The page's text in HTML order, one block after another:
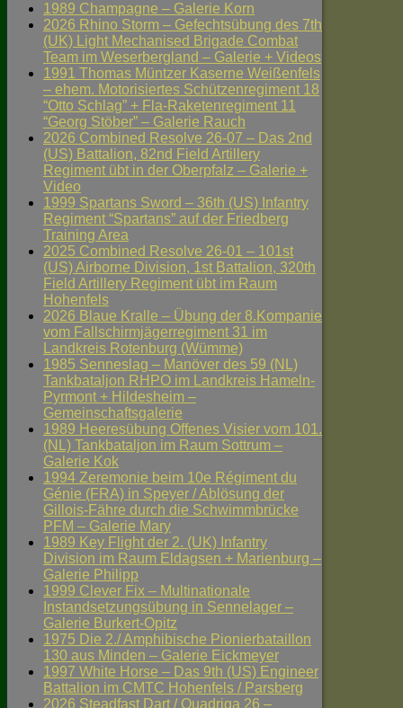
1989 Champagne – Galerie Korn
2026 Rhino Storm – Gefechtsübung des 7th
(UK) Light Mechanised Brigade Combat
Team im Weserbergland – Galerie + Videos
1991 Thomas Müntzer Kaserne Weißenfels
– ehem. Motorisiertes Schützenregiment 18
“Otto Schlag” + Fla-Raketenregiment 11
“Georg Stöber” – Galerie Rauch
2026 Combined Resolve 26-07 – Das 2nd
(US) Battalion, 82nd Field Artillery
Regiment übt in der Oberpfalz – Galerie +
Video
1999 Spartans Sword – 36th (US) Infantry
Regiment “Spartans” auf der Friedberg
Training Area
2025 Combined Resolve 26-01 – 101st
(US) Airborne Division, 1st Battalion, 320th
Field Artillery Regiment übt im Raum
Hohenfels
2026 Blaue Kralle – Übung der 8.Kompanie
vom Fallschirmjägerregiment 31 im
Landkreis Rotenburg (Wümme)
1985 Senneslag – Manöver des 59 (NL)
Tankbataljon RHPO im Landkreis Hameln-
Pyrmont + Hildesheim –
Gemeinschaftsgalerie
1989 Heeresübung Offenes Visier vom 101.
(NL) Tankbataljon im Raum Sottrum –
Galerie Kok
1994 Zeremonie beim 10e Régiment du
Génie (FRA) in Speyer / Ablösung der
Gillois-Fähre durch die Schwimmbrücke
PFM – Galerie Mary
1989 Key Flight der 2. (UK) Infantry
Division im Raum Eldagsen + Marienburg –
Galerie Philipp
1999 Clever Fix – Multinationale
Instandsetzungsübung in Sennelager –
Galerie Burkert-Opitz
1975 Die 2./ Amphibische Pionierbataillon
130 aus Minden – Galerie Eickmeyer
1997 White Horse – Das 9th (US) Engineer
Battalion im CMTC Hohenfels / Parsberg
2026 Steadfast Dart / Quadriga 26 –